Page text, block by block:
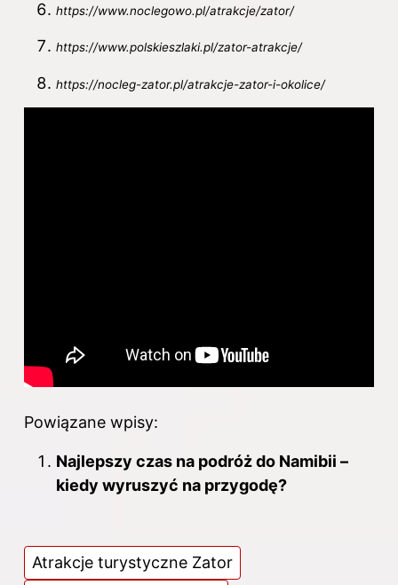
https://www.noclegowo.pl/atrakcje/zator/
https://www.polskieszlaki.pl/zator-atrakcje/
https://nocleg-zator.pl/atrakcje-zator-i-okolice/
Powiązane wpisy:
Najlepszy czas na podróż do Namibii –
kiedy wyruszyć na przygodę?
Atrakcje turystyczne Zator